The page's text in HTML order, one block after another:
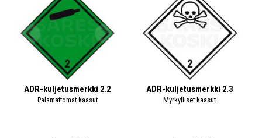
ADR-kuljetusmerkki 2.2
Palamattomat kaasut
ADR-kuljetusmerkki 2.3
Myrkylliset kaasut